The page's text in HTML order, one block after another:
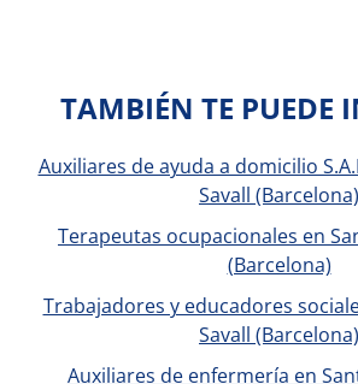
TAMBIÉN TE PUEDE
Auxiliares de ayuda a domicilio
Savall (Barcelona)
Terapeutas ocupacionales en
(Barcelona)
Trabajadores y educadores
Savall (Barcelona)
Auxiliares de enfermería en